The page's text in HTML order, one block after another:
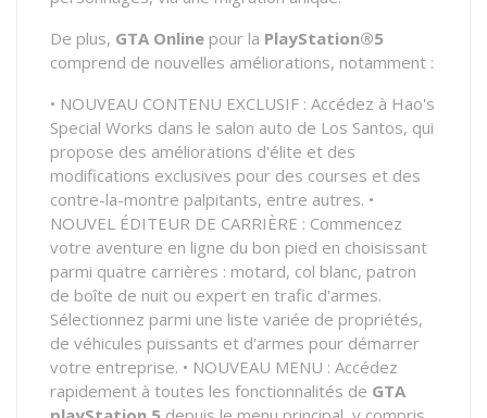
De plus, GTA Online pour la PlayStation®5
comprend de nouvelles améliorations, notamment :
• NOUVEAU CONTENU EXCLUSIF : Accédez à Hao's
Special Works dans le salon auto de Los Santos, qui
propose des améliorations d'élite et des
modifications exclusives pour des courses et des
contre-la-montre palpitants, entre autres. •
NOUVEL ÉDITEUR DE CARRIÈRE : Commencez
votre aventure en ligne du bon pied en choisissant
parmi quatre carrières : motard, col blanc, patron
de boîte de nuit ou expert en trafic d'armes.
Sélectionnez parmi une liste variée de propriétés,
de véhicules puissants et d'armes pour démarrer
votre entreprise. • NOUVEAU MENU : Accédez
rapidement à toutes les fonctionnalités de GTA